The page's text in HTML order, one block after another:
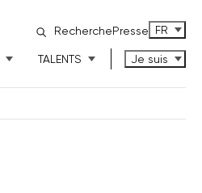
RecherchePresse FR
TALENTS Je suis